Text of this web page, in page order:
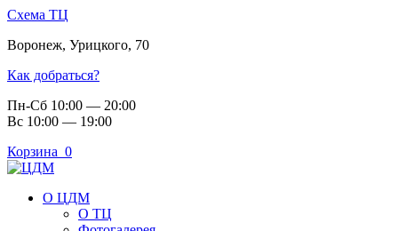
Схема ТЦ
Воронеж, Урицкого, 70
Как добраться?
Пн-Сб 10:00 — 20:00
Вс 10:00 — 19:00
Корзина 0
О ЦДМ
О ТЦ